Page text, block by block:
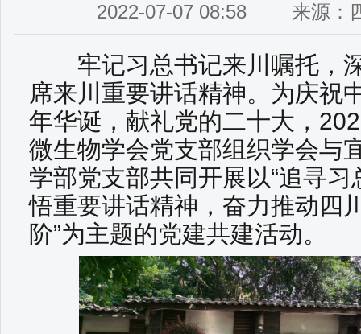
2022-07-07 08:58 来源：
牢记习总书记来川嘱托，
席来川重要讲话精神。为庆祝
年华诞，献礼党的二十大，
微生物学会党支部组织学会与
学部党支部共同开展以“追寻
悟重要讲话精神，奋力推动四
阶”为主题的党建共建活动。